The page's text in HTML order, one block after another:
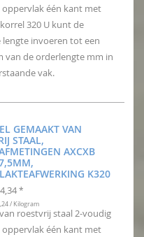
oppervlak één kant met
320 U kunt de
lengte invoeren tot een
van de orderlengte mm in
vak.
GEMAAKT VAN
STAAL,
AXCXB
K320
*
/ Kilogram
roestvrij staal 2-voudig
oppervlak één kant met